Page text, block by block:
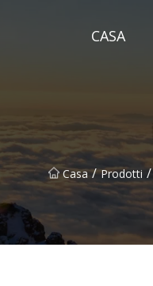
CASA
Casa / Prodotti /